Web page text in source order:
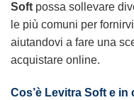
Soft possa sollevare
le più comuni per
aiutandovi a fare una
acquistare online.
Cos’è Levitra Soft e in